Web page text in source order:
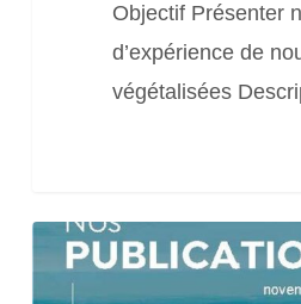
Objectif Présenter
d’expérience de
végétalisées
5
Fiches